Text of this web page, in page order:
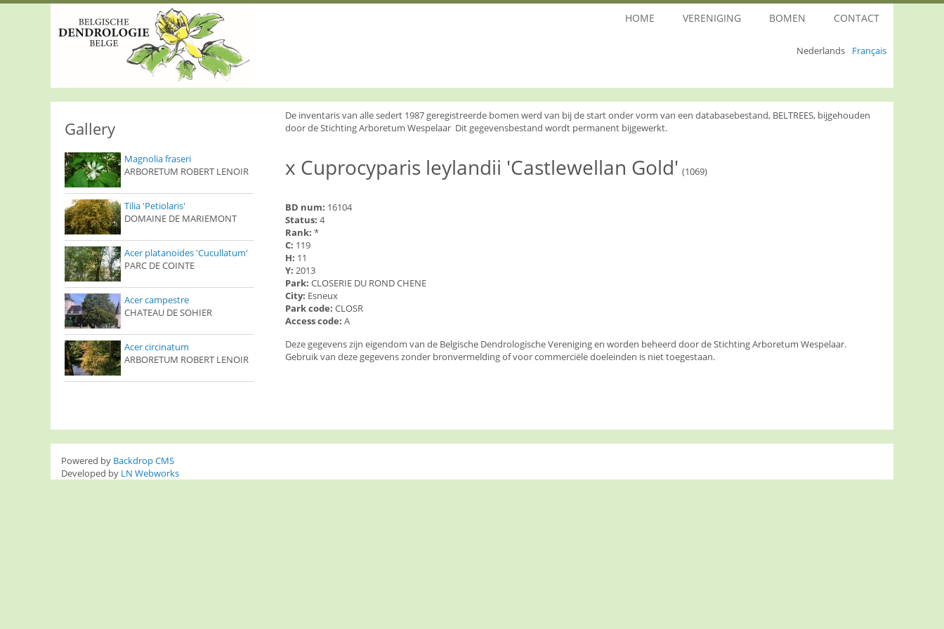
Nederlands Français
HOME VERENIGING BOMEN CONTACT
De inventaris van alle sedert 1987 geregistreerde bomen werd van bij de start onder vorm van een databasebestand, BELTREES, bijgehouden
door de Stichting Arboretum Wespelaar Dit gegevensbestand wordt permanent bijgewerkt.
x Cuprocyparis leylandii 'Castlewellan Gold' (1069)
BD num: 16104
Status: 4
Rank: *
C: 119
H: 11
Y: 2013
Park: CLOSERIE DU ROND CHENE
City: Esneux
Park code: CLOSR
Access code: A
Deze gegevens zijn eigendom van de Belgische Dendrologische Vereniging en worden beheerd door de Stichting Arboretum Wespelaar.
Gebruik van deze gegevens zonder bronvermelding of voor commerciële doeleinden is niet toegestaan.
Gallery
Magnolia fraseri
ARBORETUM ROBERT LENOIR
Tilia 'Petiolaris'
DOMAINE DE MARIEMONT
Acer platanoides 'Cucullatum'
PARC DE COINTE
Acer campestre
CHATEAU DE SOHIER
Acer circinatum
ARBORETUM ROBERT LENOIR
Powered by Backdrop CMS
Developed by LN Webworks